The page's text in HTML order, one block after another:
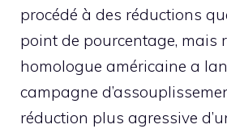
procédé à des réductions
point de pourcentage, mais
homologue américaine a
campagne
réduction plus agressive